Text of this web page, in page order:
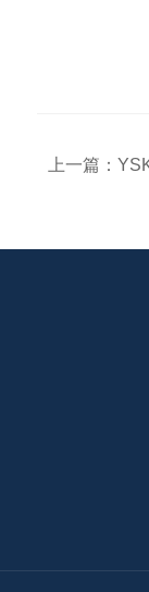
上一篇：